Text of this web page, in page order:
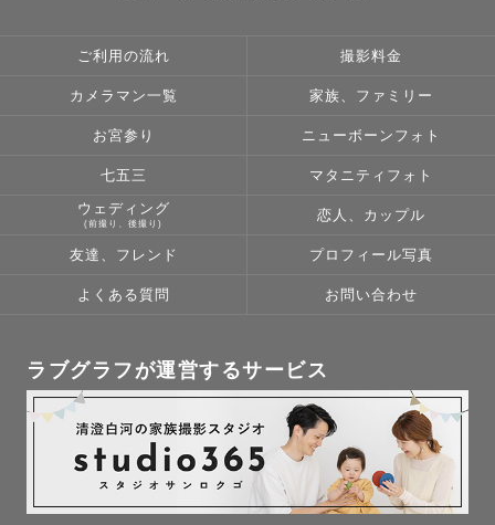
三重県桑名市近辺
▶︎ 撮影日程
急な日程変更も一度相談くださいませ。
公共の場所での撮影では
原則として、ゲスト様ご自身での
申請をお願いしております。
全力でサポートいたしますので、
▶︎貸し出し可能小物について
ご利用の流れ 撮影料金
カメラマン一覧 家族、ファミリー
お宮参り ニューボーンフォト
七五三 マタニティフォト
ウェディング
(前撮り、後撮り)
恋人、カップル
友達、フレンド プロフィール写真
よくある質問 お問い合わせ
ラブグラフが運営するサービス